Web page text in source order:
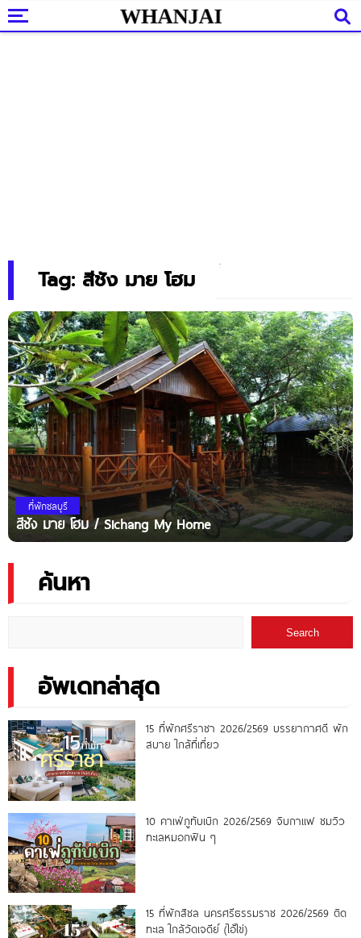
Tag: สีชัง มาย โฮม
ที่พักชลบุรี
สีชัง มาย โฮม / Sichang My Home
ค้นหา
Search
อัพเดทล่าสุด
15 ที่พักศรีราชา 2026/2569 บรรยากาศดี พัก
สบาย ใกล้ที่เที่ยว
10 คาเฟ่ภูทับเบิก 2026/2569 จิบกาแฟ ชมวิว
ทะเลหมอกฟิน ๆ
15 ที่พักสิชล นครศรีธรรมราช 2026/2569 ติด
ทะเล ใกล้วัดเจดีย์ (ไอ้ไข่)